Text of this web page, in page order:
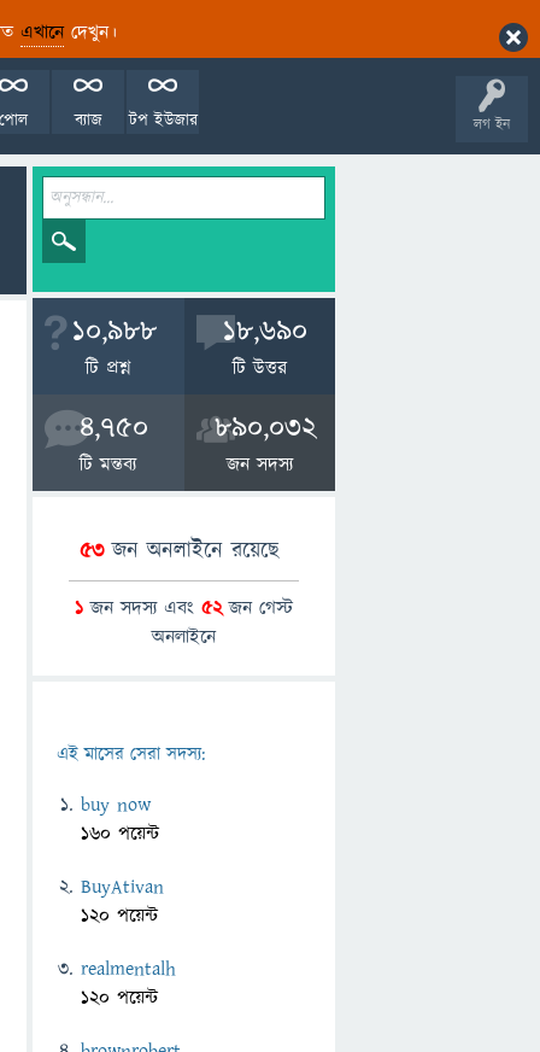
এখানেদেখুন।
লগ ইন
টপ ইউজার
ব্যাজ
পোল
10,988
টি প্রশ্ন
18,690
টি উত্তর
4,750
টি মন্তব্য
890,032
জন সদস্য
53জন অনলাইনে রয়েছে
1 জন সদস্য এবং 52জন গেস্ট
অনলাইনে
এই মাসের সেরা সদস্য:
buy now
160 পয়েন্ট
BuyAtivan
120 পয়েন্ট
realmentalh
120 পয়েন্ট